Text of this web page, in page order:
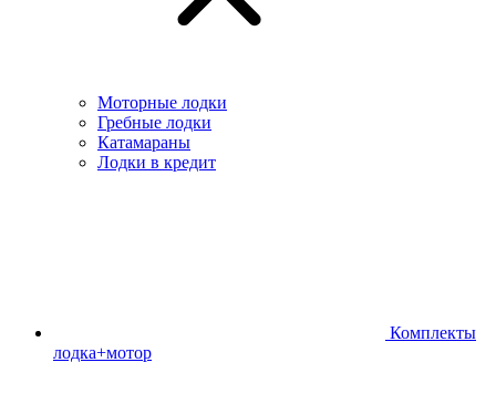
Моторные лодки
Гребные лодки
Катамараны
Лодки в кредит
Комплекты
лодка+мотор